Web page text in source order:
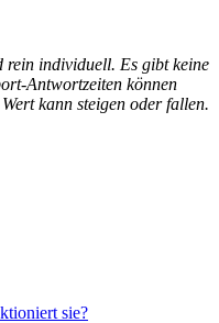
rein individuell. Es gibt keine
Antwortzeiten können
kann steigen oder fallen.
sie?